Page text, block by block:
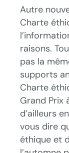
Autre
Charte
raisons.
pas la
supports
Charte
Grand Prix
d’ailleurs
vous dire
éthique et